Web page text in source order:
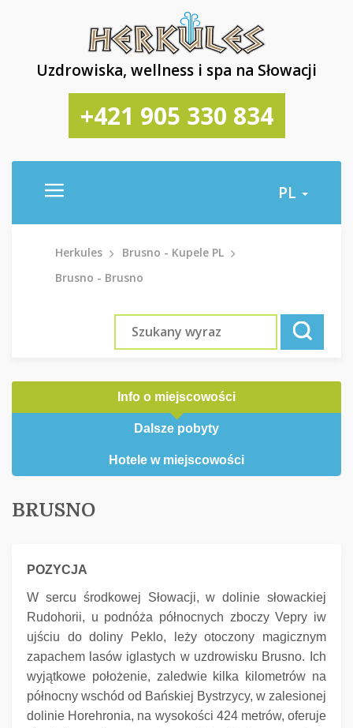
Uzdrowiska, wellness i spa na Słowacji
+421 905 330 834
PL
Herkules
Brusno - Kupele PL
Brusno - Brusno
Info o miejscowości
Dalsze pobyty
Hotele w miejscowości
BRUSNO
POZYCJA
W sercu środkowej Słowacji, w dolinie słowackiej
Rudohorii, u podnóża północnych zboczy Vepry iw
ujściu do doliny Peklo, leży otoczony magicznym
zapachem lasów iglastych w uzdrowisku Brusno.
Ich
wyjątkowe położenie, zaledwie kilka kilometrów na
północny wschód od Bańskiej Bystrzycy, w zalesionej
dolinie Horehronia, na wysokości 424 metrów, oferuje